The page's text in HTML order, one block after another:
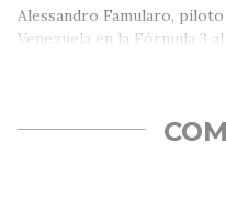
Alessandro Famularo,
Venezuela en la Fórmula 3